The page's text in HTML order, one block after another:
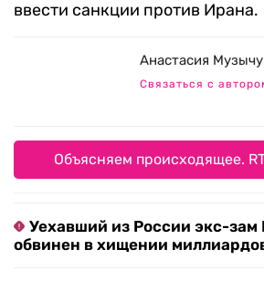
ввести санкции против Ирана.
Анастасия
Связаться с
Объясняем происходящее.
Уехавший из России экс-зам
обвинен в хищении